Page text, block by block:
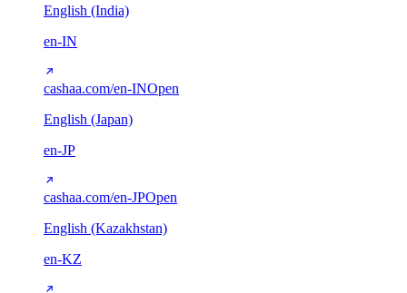
English (India)
en-IN
cashaa.com/en-INOpen
English (Japan)
en-JP
cashaa.com/en-JPOpen
English (Kazakhstan)
en-KZ